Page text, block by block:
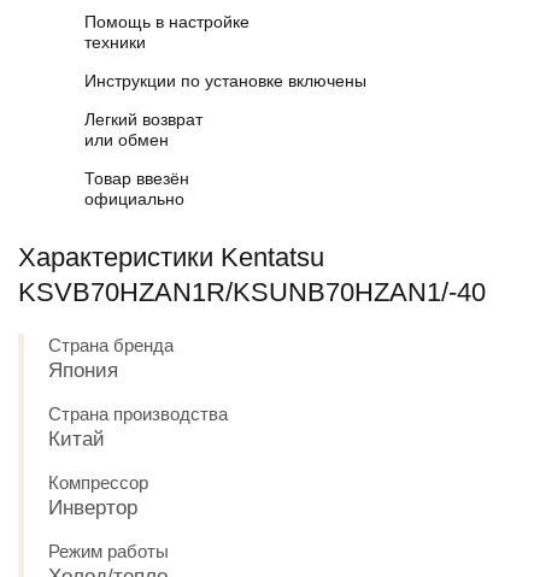
Помощь в настройке
техники
Инструкции по установке включены
Легкий возврат
или обмен
Товар ввезён
официально
Характеристики Kentatsu
KSVB70HZAN1R/KSUNB70HZAN1/-40
Страна бренда
Япония
Страна производства
Китай
Компрессор
Инвертор
Режим работы